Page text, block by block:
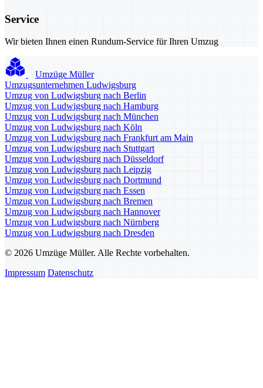
Service
Wir bieten Ihnen einen Rundum-Service für Ihren Umzug
Umzüge Müller
Umzugsunternehmen Ludwigsburg
Umzug von Ludwigsburg nach Berlin
Umzug von Ludwigsburg nach Hamburg
Umzug von Ludwigsburg nach München
Umzug von Ludwigsburg nach Köln
Umzug von Ludwigsburg nach Frankfurt am Main
Umzug von Ludwigsburg nach Stuttgart
Umzug von Ludwigsburg nach Düsseldorf
Umzug von Ludwigsburg nach Leipzig
Umzug von Ludwigsburg nach Dortmund
Umzug von Ludwigsburg nach Essen
Umzug von Ludwigsburg nach Bremen
Umzug von Ludwigsburg nach Hannover
Umzug von Ludwigsburg nach Nürnberg
Umzug von Ludwigsburg nach Dresden
© 2026 Umzüge Müller. Alle Rechte vorbehalten.
Impressum Datenschutz